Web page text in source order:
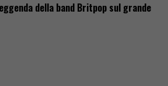
della band Britpop sul grande